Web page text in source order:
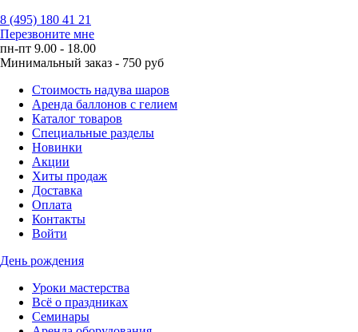
8 (495) 180 41 21
Перезвоните мне
пн-пт 9.00 - 18.00
Минимальный заказ - 750 руб
Стоимость надува шаров
Аренда баллонов с гелием
Каталог товаров
Специальные разделы
Новинки
Акции
Хиты продаж
Доставка
Оплата
Контакты
Войти
День рождения
Уроки мастерства
Всё о праздниках
Семинары